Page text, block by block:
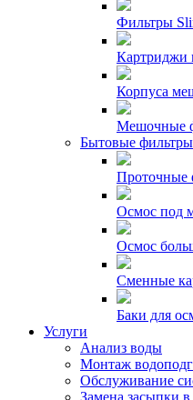
Фильтры
Картриджи
Корпуса
Мешочные
Бытовые фильтры
Проточные
Осмос под
Осмос
Сменные
Баки для
Услуги
Анализ воды
Монтаж
Обслуживание
Замена засыпки